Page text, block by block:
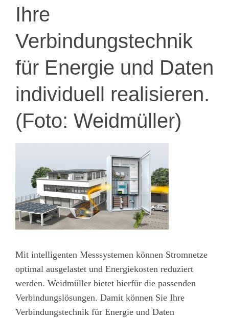
Ihre
Verbindungstechnik
für Energie und Daten
individuell realisieren.
(Foto: Weidmüller)
Mit intelligenten Messsystemen können Stromnetze
optimal ausgelastet und Energiekosten reduziert
werden. Weidmüller bietet hierfür die passenden
Verbindungslösungen. Damit können Sie Ihre
Verbindungstechnik für Energie und Daten